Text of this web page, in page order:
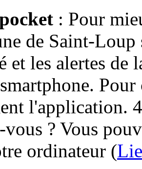
: Pour
de Saint-Loup
et les alertes de
l'application.
? Vous
ordinateur (